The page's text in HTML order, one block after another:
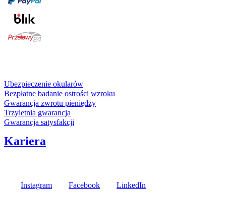
Ubezpieczenie okularów
Bezpłatne badanie ostrości wzroku
Gwarancja zwrotu pieniędzy
Trzyletnia gwarancja
Gwarancja satysfakcji
Kariera
Instagram Facebook LinkedIn